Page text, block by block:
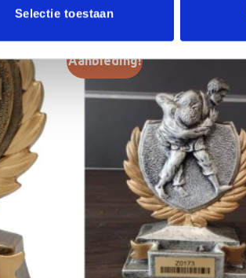
Selectie toestaan
Toevoegen
aan
Aanbieding!